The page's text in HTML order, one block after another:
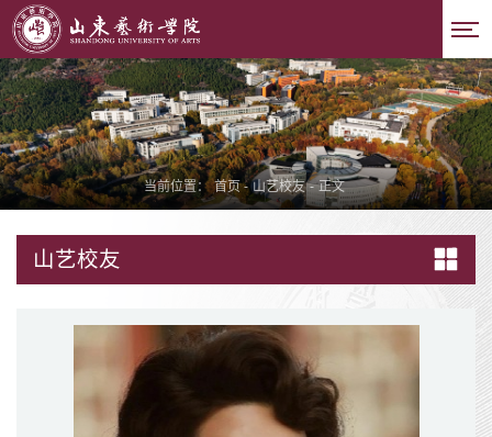
当前位置： 首页 - 山艺校友 - 正文
山艺校友